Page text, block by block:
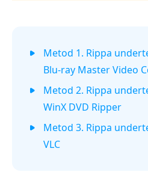
Metod 1. Rippa
Blu-ray Master Video
Metod 2. Rippa
WinX DVD Ripper
Metod 3. Rippa
VLC